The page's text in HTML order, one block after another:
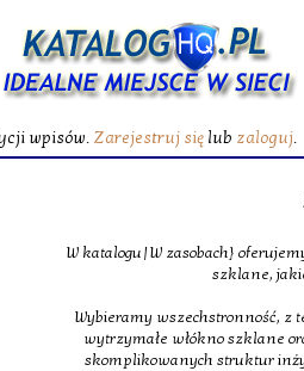
wpisów. Zarejestruj się lub zaloguj.
W katalogu|W zasobach} oferujemy
szklane, jakie
Wybieramy wszechstronność, z tego
wytrzymałe włókno szklane oraz
skomplikowanych struktur